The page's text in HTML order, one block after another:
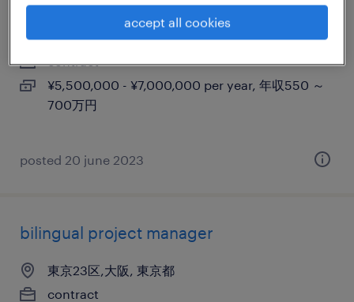
東京23区, 東京都
contract
¥5,500,000 - ¥7,000,000 per year, 年収550 ～
700万円
posted 20 june 2023
bilingual project manager
東京23区,大阪, 東京都
contract
accept all cookies